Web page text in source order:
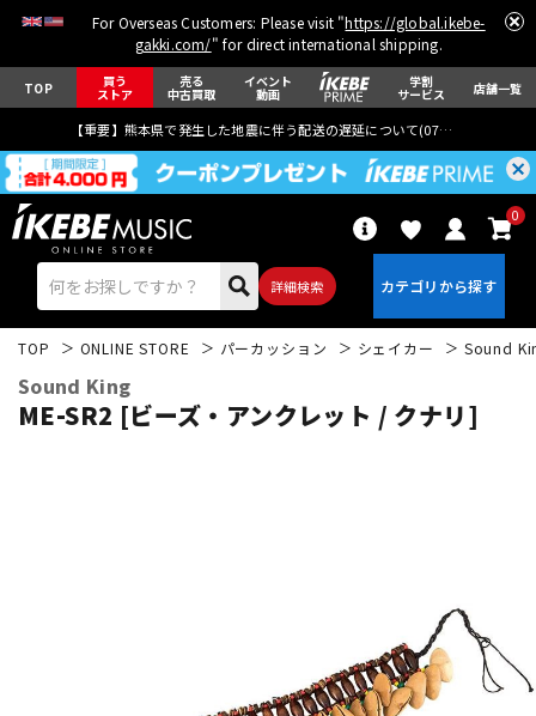
For Overseas Customers: Please visit "https://global.ikebe-
gakki.com/" for direct international shipping.
TOP 買う
ストア
売る
中古買取
イベント
動画
学割
サービス 店舗一覧
【重要】熊本県で発生した地震に伴う配送の遅延について(07月29日
詳細検索
0
パーカッション
TOP ONLINE STORE パーカッション シェイカー Sound
Sound King
ME-SR2 [ビーズ・アンクレット / クナリ]